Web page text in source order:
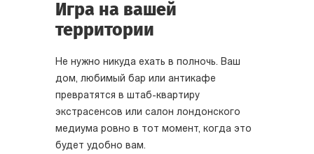
Игра на вашей
территории
Не нужно никуда ехать в полночь. Ваш
дом, любимый бар или антикафе
превратятся в штаб-квартиру
экстрасенсов или салон лондонского
медиума ровно в тот момент, когда это
будет удобно вам.